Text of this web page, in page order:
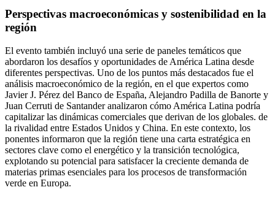
Perspectivas macroeconómicas y sostenibilidad en la
región
El evento también incluyó una serie de paneles temáticos que
abordaron los desafíos y oportunidades de América Latina desde
diferentes perspectivas. Uno de los puntos más destacados fue el
análisis macroeconómico de la región, en el que expertos como
Javier J. Pérez del Banco de España, Alejandro Padilla de Banorte y
Juan Cerruti de Santander analizaron cómo América Latina podría
capitalizar las dinámicas comerciales que derivan de los globales. de
la rivalidad entre Estados Unidos y China. En este contexto, los
ponentes informaron que la región tiene una carta estratégica en
sectores clave como el energético y la transición tecnológica,
explotando su potencial para satisfacer la creciente demanda de
materias primas esenciales para los procesos de transformación
verde en Europa.